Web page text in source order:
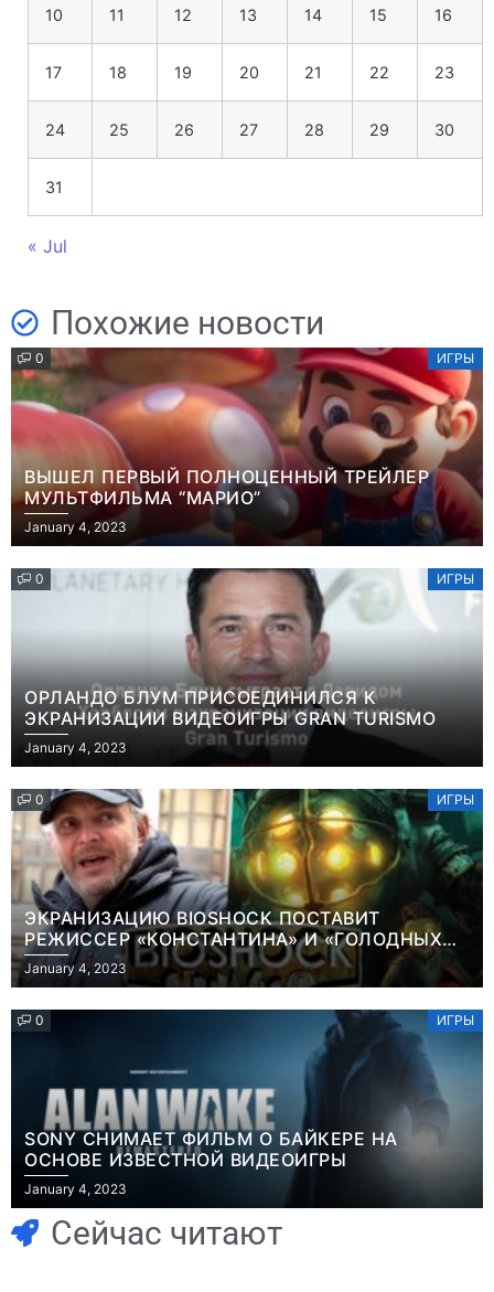
10 11 12 13 14 15 16
17 18 19 20 21 22 23
24 25 26 27 28 29 30
31
« Jul
Похожие новости
0 ИГРЫ
ВЫШЕЛ ПЕРВЫЙ ПОЛНОЦЕННЫЙ ТРЕЙЛЕР
МУЛЬТФИЛЬМА “МАРИО”
January 4, 2023
0 ИГРЫ
ОРЛАНДО БЛУМ ПРИСОЕДИНИЛСЯ К
ЭКРАНИЗАЦИИ ВИДЕОИГРЫ GRAN TURISMO
January 4, 2023
0 ИГРЫ
ЭКРАНИЗАЦИЮ BIOSHOCK ПОСТАВИТ
РЕЖИССЕР «КОНСТАНТИНА» И «ГОЛОДНЫХ
ИГР»
January 4, 2023
0 ИГРЫ
SONY СНИМАЕТ ФИЛЬМ О БАЙКЕРЕ НА
ОСНОВЕ ИЗВЕСТНОЙ ВИДЕОИГРЫ
January 4, 2023
Сейчас читают
Игры
В Rust теперь
Часть геймеров
считает, что мы